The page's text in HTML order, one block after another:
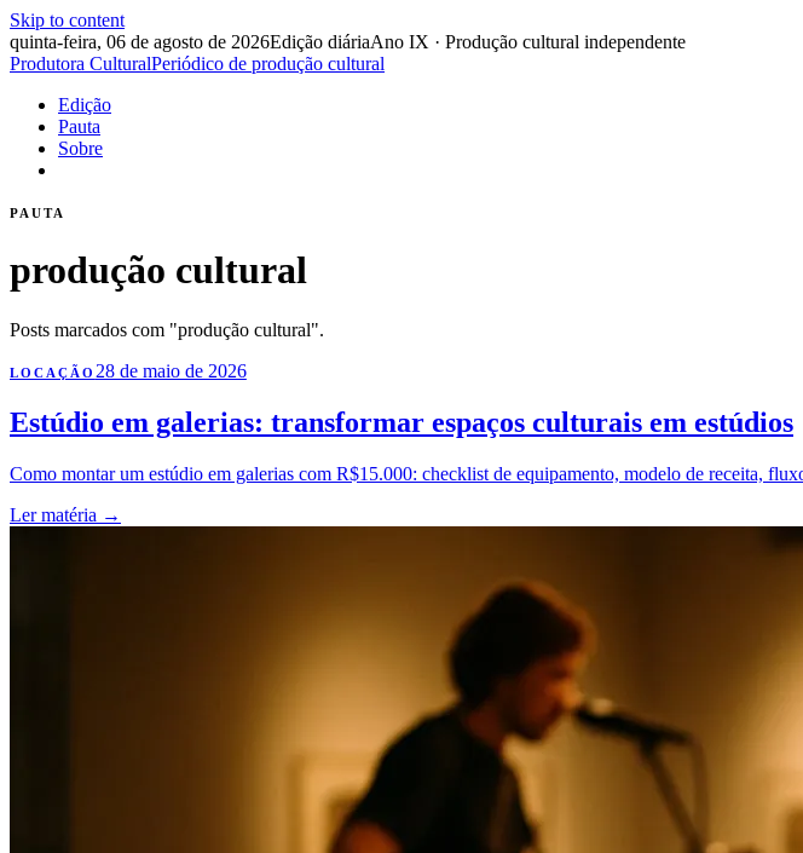
Skip to content
quinta-feira, 06 de agosto de 2026Edição diáriaAno IX · Produção cultural independente
Produtora CulturalPeriódico de produção cultural
Edição
Pauta
Sobre
PAUTA
produção cultural
Posts marcados com "produção cultural".
LOCAÇÃO 28 de maio de 2026
Estúdio em galerias: transformar espaços culturais em estúdios
Como montar um estúdio em galerias com R$15.000: checklist de equipamento, modelo de receita,
Ler matéria →